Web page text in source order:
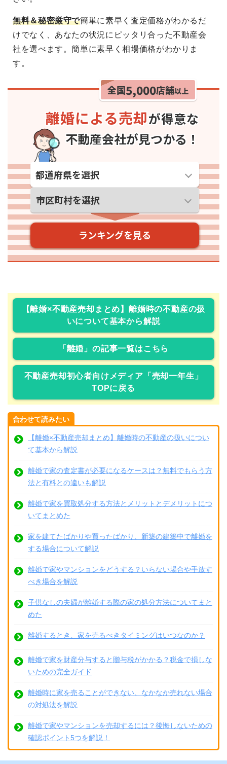
無料＆秘密厳守で簡単に素早く査定価格がわかるだ
けでなく、あなたの状況にピッタリ合った不動産会
社を選べます。簡単に素早く相場価格がわかりま
す。
【離婚×不動産売却まとめ】離婚時の不動産の扱
いについて基本から解説
「離婚」の記事一覧はこちら
不動産売却初心者向けメディア「売却一年生」
TOPに戻る
合わせて読みたい
【離婚×不動産売却まとめ】離婚時の不動産の扱いについ
て基本から解説
離婚で家の査定書が必要になるケースは？無料でもらう方
法と有料との違いも解説
離婚で家を買取処分する方法とメリットとデメリットにつ
いてまとめた
家を建てたばかりや買ったばかり、新築の建築中で離婚を
する場合について解説
離婚で家やマンションをどうする？いらない場合や手放す
べき場合を解説
子供なしの夫婦が離婚する際の家の処分方法についてまと
めた
離婚するとき、家を売るべきタイミングはいつなのか？
離婚で家を財産分与すると贈与税がかかる？税金で損しな
いための完全ガイド
離婚時に家を売ることができない、なかなか売れない場合
の対処法を解説
離婚で家やマンションを売却するには？後悔しないための
確認ポイント5つを解説！